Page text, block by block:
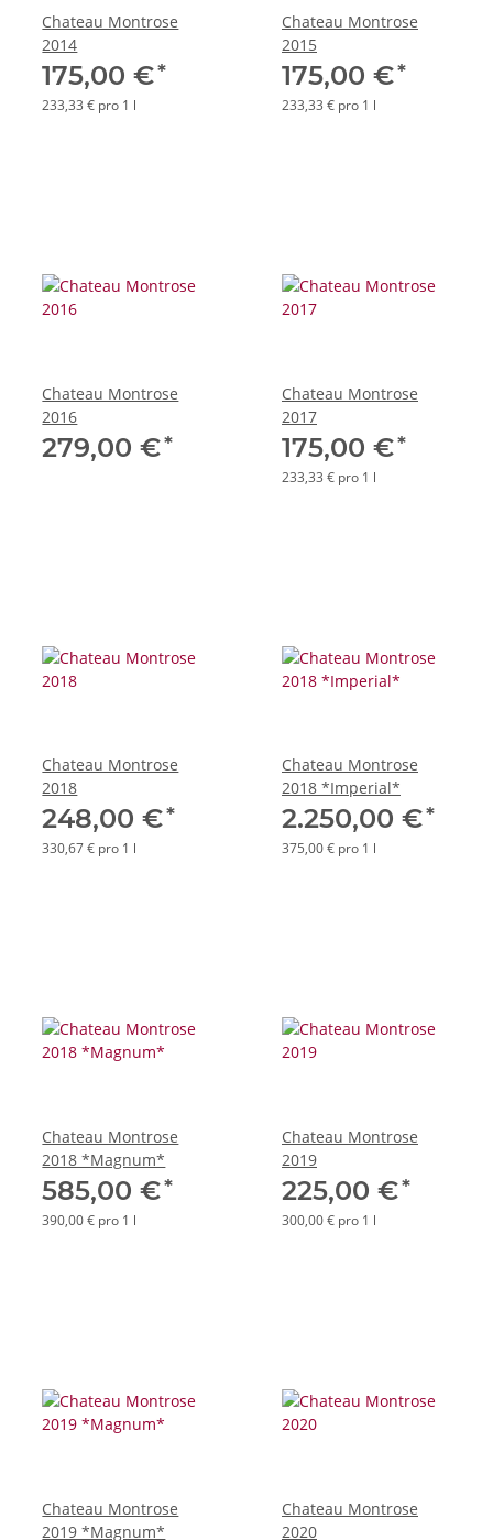
Chateau Montrose
2014
175,00 €*
233,33 € pro 1 l
Chateau Montrose
2015
175,00 €*
233,33 € pro 1 l
Chateau Montrose
2016
279,00 €*
Chateau Montrose
2017
175,00 €*
233,33 € pro 1 l
Chateau Montrose
2018
248,00 €*
330,67 € pro 1 l
Chateau Montrose
2018 *Imperial*
2.250,00 €*
375,00 € pro 1 l
Chateau Montrose
2018 *Magnum*
585,00 €*
390,00 € pro 1 l
Chateau Montrose
2019
225,00 €*
300,00 € pro 1 l
Chateau Montrose
2019 *Magnum*
Chateau Montrose
2020